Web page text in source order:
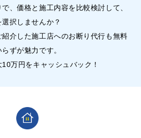
、価格と施工内容を比較検討して、
択しませんか？
介した施工店へのお断り代行も無料
ずが魅力です。
万円をキャッシュバック！